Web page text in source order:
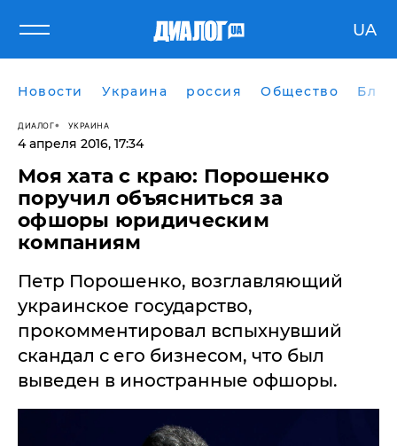
UA
Новости Украина россия Общество
ДИАЛОГ УКРАИНА
4 апреля 2016, 17:34
Моя хата с краю: Порошенко
поручил объясниться за
офшоры юридическим
компаниям
Петр Порошенко, возглавляющий
украинское государство,
прокомментировал вспыхнувший
скандал с его бизнесом, что был
выведен в иностранные офшоры.